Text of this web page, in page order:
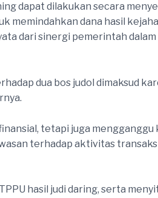
dapat dilakukan secara
memindahkan dana hasil
dari sinergi pemerintah
dua bos judol dimaksud
tetapi juga
terhadap aktivitas
hasil judi daring, serta